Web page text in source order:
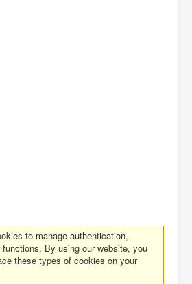
to manage authentication,
functions. By using our website, you
these types of cookies on your